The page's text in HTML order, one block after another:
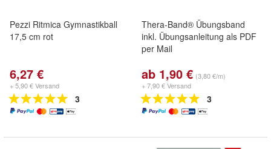
Pezzi Ritmica Gymnastikball
17,5 cm rot
6,27 €
+ 5,90 € Versand
3
Thera-Band® Übungsband
inkl. Übungsanleitung als PDF
per Mail
ab 1,90 € (3,80 €/m)
+ 7,90 € Versand
3